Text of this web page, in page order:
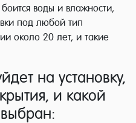
воды и влажности,
под любой тип
около 20 лет, и такие
на установку,
и какой